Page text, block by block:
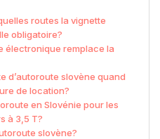
routes la vignette
obligatoire?
électronique remplace la
d’autoroute slovène quand
de location?
en Slovénie pour les
à 3,5 T?
slovène?